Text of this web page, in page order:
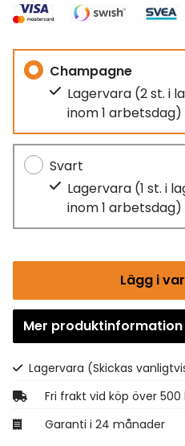
Champagne
Lagervara (2 st. i
inom 1 arbetsdag)
Svart
Lagervara (1 st. i
inom 1 arbetsdag)
Lägg i
Gå till
Mer produktinformation
Lagervara (Skickas
Fri frakt vid köp över
Garanti i 24 månader